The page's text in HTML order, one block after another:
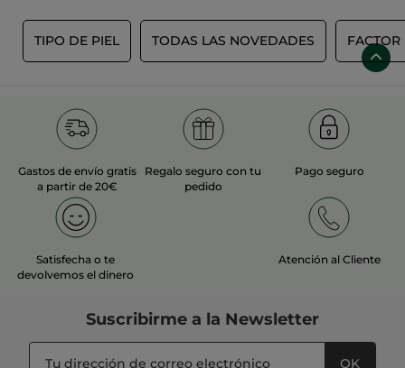
TIPO DE PIEL TODAS LAS NOVEDADES
Gastos de envío gratis
a partir de 20€
Regalo seguro con tu
pedido
Pago seguro
Satisfecha o te
devolvemos el dinero
Atención al Cliente
Suscribirme a la Newsletter
OK